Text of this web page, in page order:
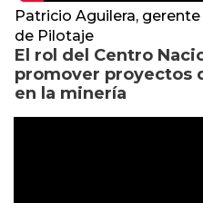
Patricio Aguilera,
de Pilotaje
El rol del Centro
promover proyectos
en la minería